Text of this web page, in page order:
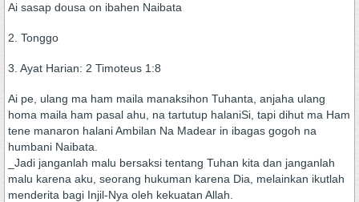
Ai sasap dousa on ibahen Naibata
2. Tonggo
3. Ayat Harian: 2 Timoteus 1:8
Ai pe, ulang ma ham maila manaksihon Tuhanta, anjaha ulang
homa maila ham pasal ahu, na tartutup halaniSi, tapi dihut ma Ham
tene manaron halani Ambilan Na Madear in ibagas gogoh na
humbani Naibata.
_Jadi janganlah malu bersaksi tentang Tuhan kita dan janganlah
malu karena aku, seorang hukuman karena Dia, melainkan ikutlah
menderita bagi Injil-Nya oleh kekuatan Allah.